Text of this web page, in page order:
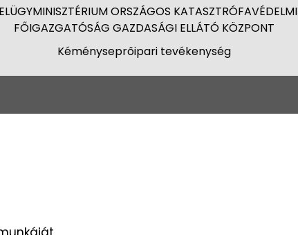
ORSZÁGOS KATASZTRÓFAVÉDELMI
FŐIGAZGATÓSÁG GAZDASÁGI ELLÁTÓ KÖZPONT
Kéményseprőipari tevékenység